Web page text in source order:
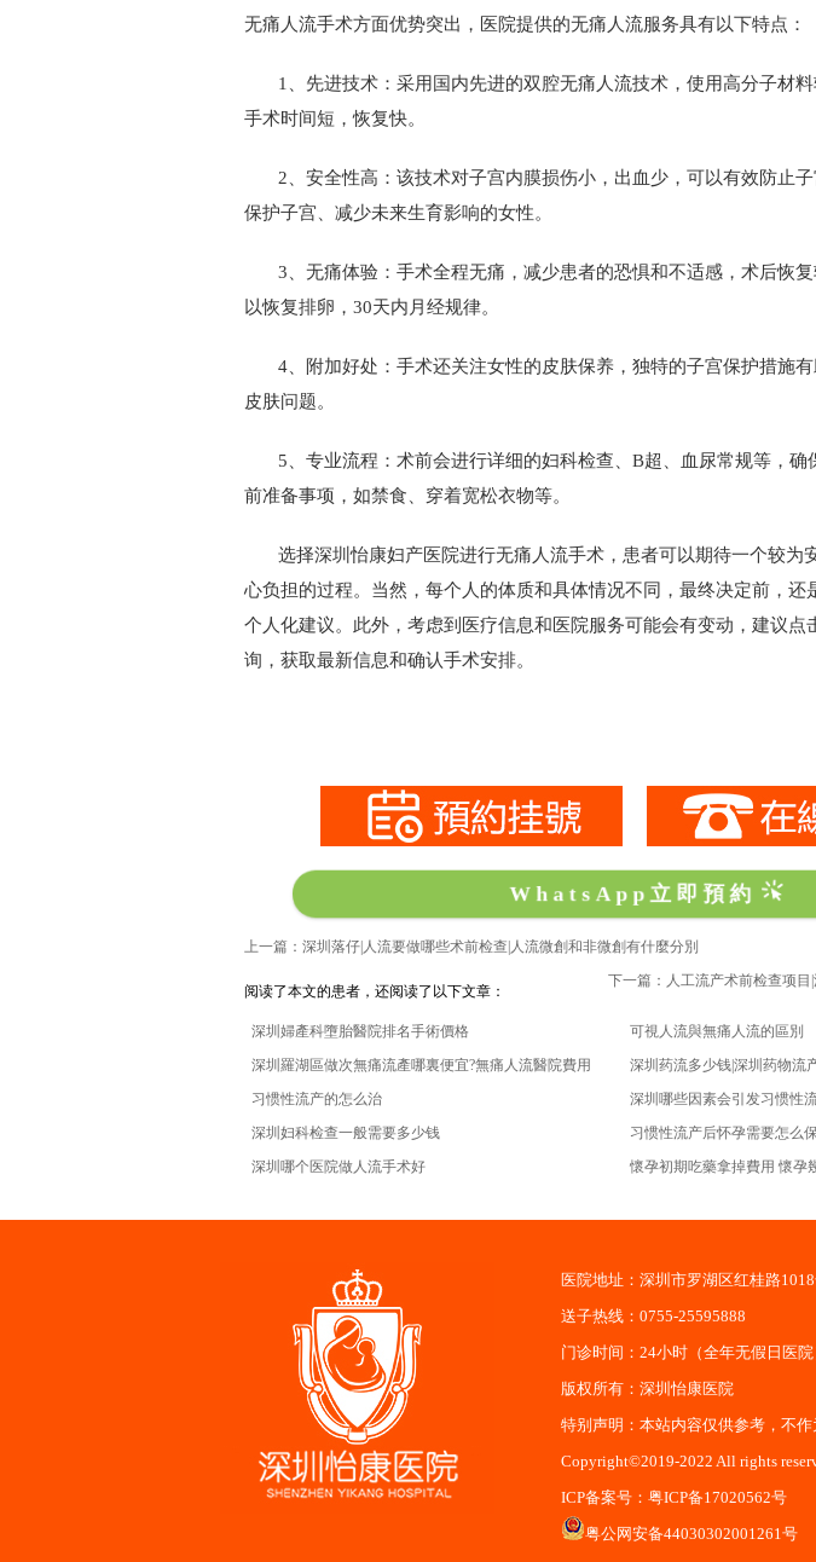
无痛人流手术方面优势突出，医院提供的无痛人流服务具有以下特点：
1、先进技术：采用国内先进的双腔无痛人流技术，使用高分子材料
手术时间短，恢复快。
2、安全性高：该技术对子宫内膜损伤小，出血少，可以有效防止子
保护子宫、减少未来生育影响的女性。
3、无痛体验：手术全程无痛，减少患者的恐惧和不适感，术后恢复
以恢复排卵，30天内月经规律。
4、附加好处：手术还关注女性的皮肤保养，独特的子宫保护措施有
皮肤问题。
5、专业流程：术前会进行详细的妇科检查、B超、血尿常规等，确
前准备事项，如禁食、穿着宽松衣物等。
选择深圳怡康妇产医院进行无痛人流手术，患者可以期待一个较为
心负担的过程。当然，每个人的体质和具体情况不同，最终决定前，还
个人化建议。此外，考虑到医疗信息和医院服务可能会有变动，建议点
询，获取最新信息和确认手术安排。
WhatsApp立即預約
上一篇：深圳落仔|人流要做哪些术前检查|人流微創和非微創有什麼分別
下一篇：人工流产术前检查项
阅读了本文的患者，还阅读了以下文章：
深圳婦產科墮胎醫院排名手術價格
可視人流與無痛人流的區別
深圳羅湖區做次無痛流產哪裏便宜?無痛人流醫院費用
深圳药流多少钱|深圳药物流
习惯性流产的怎么治
深圳哪些因素会引发习惯性
深圳妇科检查一般需要多少钱
习惯性流产后怀孕需要怎么
深圳哪个医院做人流手术好
懷孕初期吃藥拿掉費用 懷孕
医院地址：深圳市罗湖区红桂路
送子热线：0755-25595888
门诊时间：24小时（全年无假日医院
版权所有：深圳怡康医院
特别声明：本站内容仅供参考，不
Copyright©2019-2022 All rights
ICP备案号： 粤ICP备17020562号
粤公网安备44030302001261号